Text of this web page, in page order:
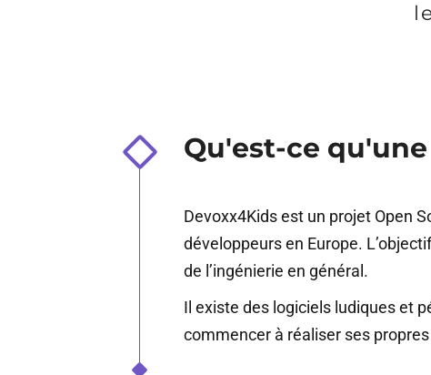
Qu'est-ce
Devoxx4Kids est un projet Open
développeurs en Europe.
de l’ingénierie en général.
Il existe des logiciels ludiques et
commencer à réaliser ses